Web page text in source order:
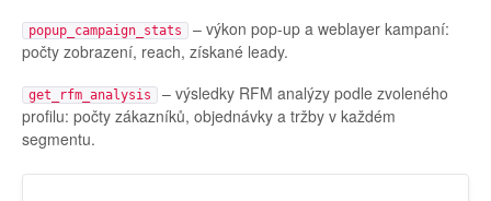
popup_campaign_stats
– výkon pop-up a weblayer kampaní:
počty zobrazení, reach, získané leady.
get_rfm_analysis
– výsledky RFM analýzy podle zvoleného
profilu: počty zákazníků, objednávky a tržby v každém
segmentu.